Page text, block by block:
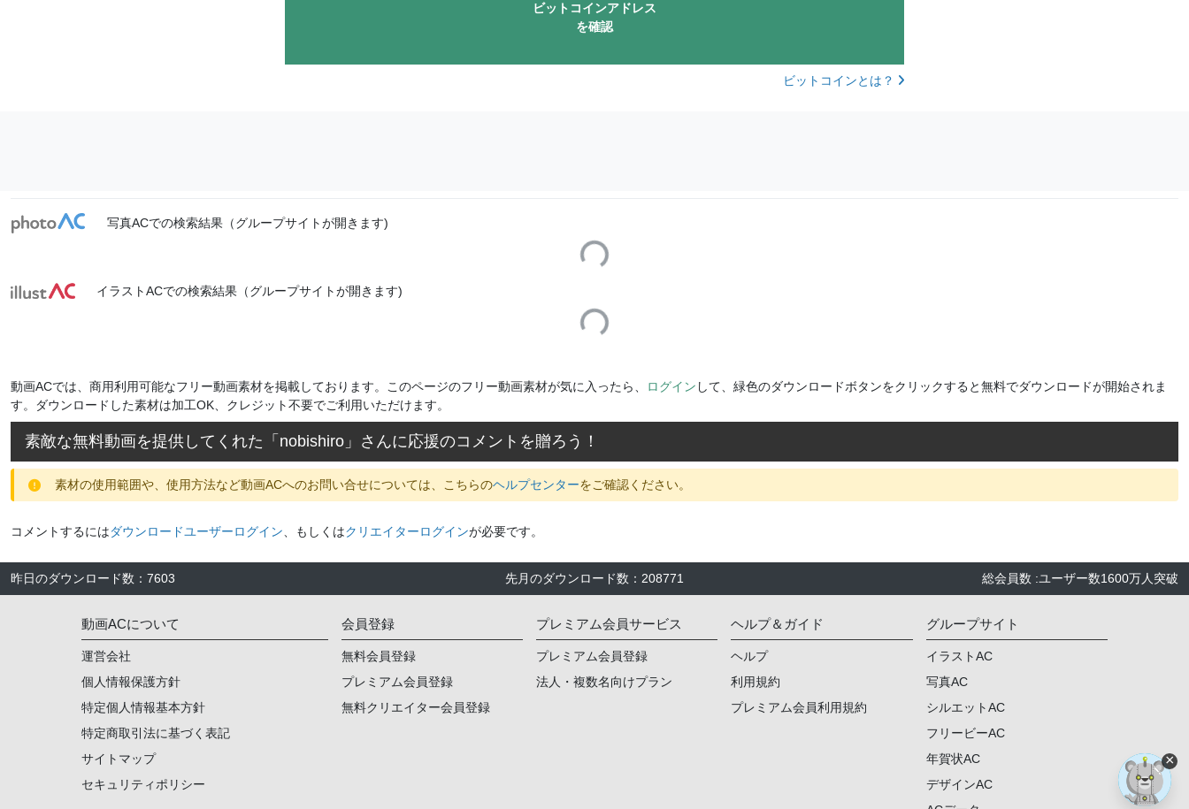
ビットコインアドレス
を確認
ビットコインとは？
写真ACでの検索結果（グループサイトが開きます)
Loading...
イラストACでの検索結果（グループサイトが開きます)
Loading...
動画ACでは、商用利用可能なフリー動画素材を掲載しております。このページのフリー動画素材が気に入ったら、 ログイン して、緑色のダウンロードボタンをクリックすると無料でダウンロードが開始されま
す。ダウンロードした素材は加工OK、クレジット不要でご利用いただけます。
素敵な無料動画を提供してくれた「 nobishiro 」さんに応援のコメントを贈ろう！
素材の使用範囲や、使用方法など動画ACへのお問い合せについては、こちらのヘルプセンターをご確認ください。
コメントするにはダウンロードユーザーログイン 、もしくはクリエイターログインが必要です。
昨日のダウンロード数 ： 7603 先月のダウンロード数 ： 208771 総会員数 :ユーザー数1600万人 突破
動画ACについて
運営会社
個人情報保護方針
特定個人情報基本方針
特定商取引法に基づく表記
サイトマップ
セキュリティポリシー
会員登録
無料会員登録
プレミアム会員登録
無料クリエイター会員登録
プレミアム会員サービス
プレミアム会員登録
法人・複数名向けプラン
ヘルプ＆ガイド
ヘルプ
利用規約
プレミアム会員利用規約
グループサイト
イラストAC
写真AC
シルエットAC
フリービーAC
年賀状AC
デザインAC
×